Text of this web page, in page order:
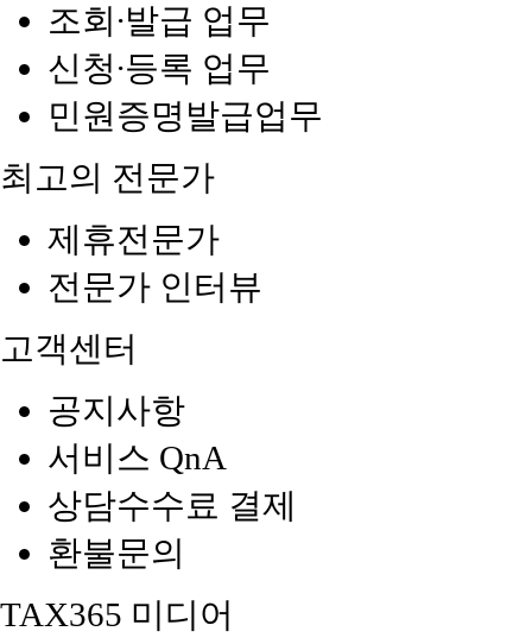
조회∙발급 업무
신청∙등록 업무
민원증명발급업무
최고의 전문가
제휴전문가
전문가 인터뷰
고객센터
공지사항
서비스 QnA
상담수수료 결제
환불문의
TAX365 미디어